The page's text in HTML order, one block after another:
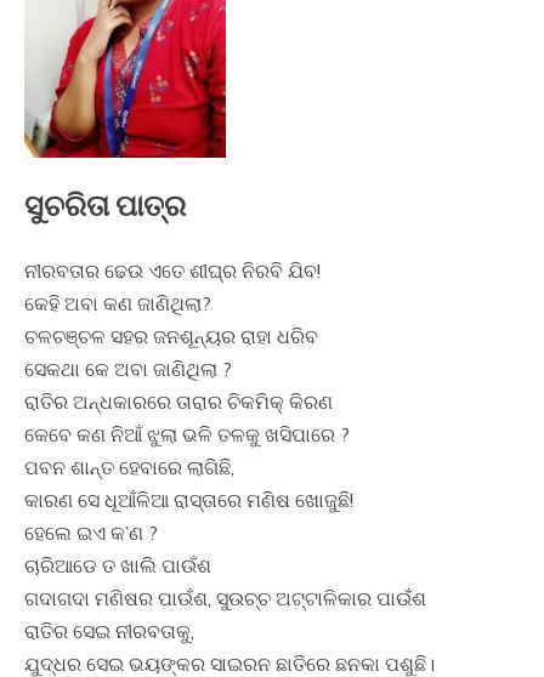
ସୁଚରିତା ପାତ୍ର
ନୀରବତାର ଢେଉ ଏତେ ଶୀଘ୍ର ନିରବି ଯିବ!
କେହି ଅବା କଣ ଜାଣିଥିଲା?
ଚଳଚଞ୍ଚଳ ସହର ଜନଶୂନ୍ୟର ରାହା ଧରିବ
ସେକଥା କେ ଅବା ଜାଣିଥିଲା ?
ରାତିର ଅନ୍ଧକାରରେ ତାରାର ଚିକମିକ୍ କିରଣ
କେବେ କଣ ନିଆଁ ଝୁଲା ଭଳି ତଳକୁ ଖସିପାରେ ?
ପବନ ଶାନ୍ତ ହେବାରେ ଲାଗିଛି,
କାରଣ ସେ ଧୂଆଁଳିଆ ରାସ୍ତାରେ ମଣିଷ ଖୋଜୁଛି!
ହେଲେ ଇଏ କ’ଣ ?
ଚାରିଆଡେ ତ ଖାଲି ପାଉଁଶ
ଗଦାଗଦା ମଣିଷର ପାଉଁଶ, ସୁଉଚ୍ଚ ଅଟ୍ଟାଳିକାର ପାଉଁଶ
ରାତିର ସେଇ ନୀରବତାକୁ,
ଯୁଦ୍ଧର ସେଇ ଭୟଙ୍କର ସାଇରନ ଛାତିରେ ଛନକା ପଶୁଛି।